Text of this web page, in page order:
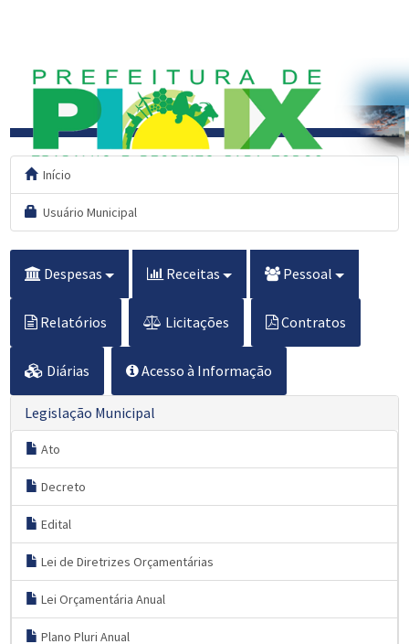
Início
Usuário Municipal
Despesas Receitas Pessoal
Relatórios Licitações Contratos
Diárias Acesso à Informação
Legislação Municipal
Ato
Decreto
Edital
Lei de Diretrizes Orçamentárias
Lei Orçamentária Anual
Plano Pluri Anual